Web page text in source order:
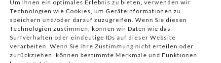
Um Ihnen ein optimales Erlebnis zu bieten, verwenden wir
Technologien wie Cookies, um Geräteinformationen zu
speichern und/oder darauf zuzugreifen. Wenn Sie diesen
Technologien zustimmen, können wir Daten wie das
Surfverhalten oder eindeutige IDs auf dieser Website
verarbeiten. Wenn Sie Ihre Zustimmung nicht erteilen oder
zurückziehen, können bestimmte Merkmale und Funktionen
Search